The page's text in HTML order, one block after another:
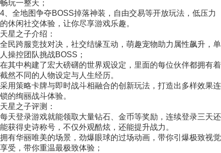
畅玩一整天；
4、全地图争夺BOSS掉落神装，自由交易等开放玩法，低压力
的休闲社交体验，让你尽享游戏乐趣。
天星之子介绍：
全民跨服竞技对决，社交结缘互动，萌趣宠物助力属性飙升，单
人操控团队挑战BOSS；
在其中构建了宏大磅礴的世界观设定，里面的每位伙伴都拥有着
截然不同的人物设定与人生经历。
采用策略卡牌与即时战斗相融合的创新玩法，打造出多样效果连
锁的绚丽战斗体验。
天星之子评测：
每天登录游戏就能领取大量钻石、金币等奖励，连续登录三天还
能获得史诗称号，不仅外观酷炫，还能提升战力。
拥有华丽唯美的场景，劲爆眼球的过场动画，带你引爆极致视觉
享受，带你重温最极致体验；